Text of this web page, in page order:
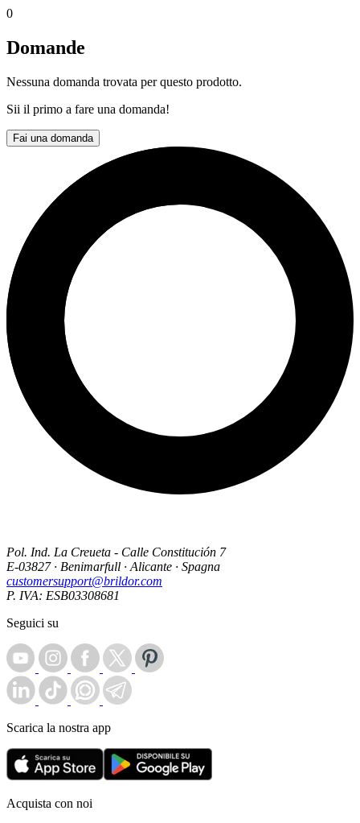
0
Domande
Nessuna domanda trovata per questo prodotto.
Sii il primo a fare una domanda!
Fai una domanda
Pol. Ind. La Creueta - Calle Constitución 7
E-03827 · Benimarfull · Alicante · Spagna
customersupport@brildor.com
P. IVA: ESB03308681
Seguici su
Scarica la nostra app
Acquista con noi